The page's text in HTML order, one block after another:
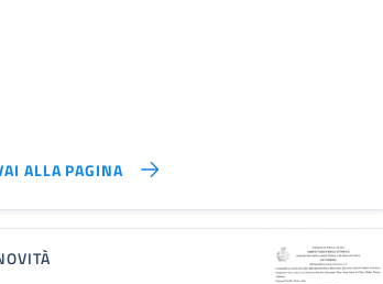
ALLA PAGINA